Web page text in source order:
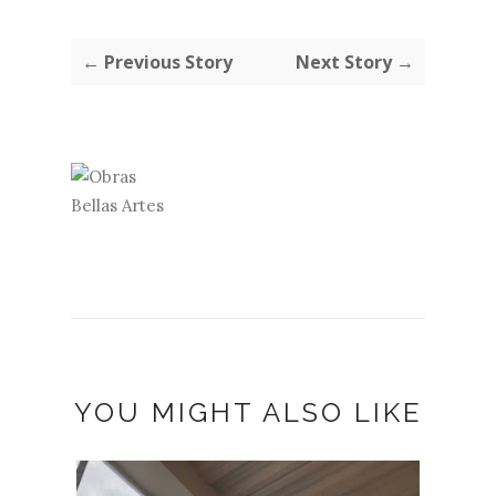
← Previous Story Next Story →
YOU MIGHT ALSO LIKE